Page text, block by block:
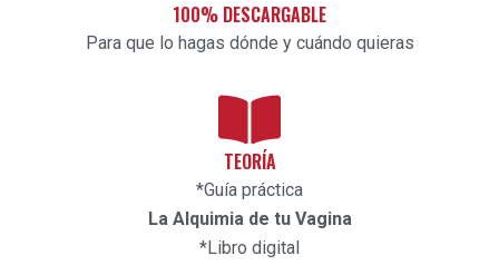
100% DESCARGABLE
Para que lo hagas dónde y cuándo quieras
TEORÍA
*Guía práctica
La Alquimia de tu Vagina
*Libro digital